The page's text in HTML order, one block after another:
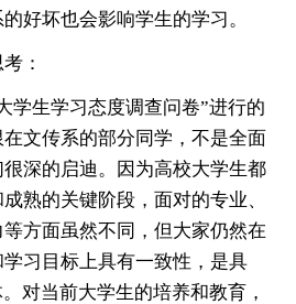
好坏也会影响学生的学习。
：
学生学习态度调查问卷”进行的
文传系的部分同学，不是全面
深的启迪。因为高校大学生都
熟的关键阶段，面对的专业、
方面虽然不同，但大家仍然在
习目标上具有一致性，是具
对当前大学生的培养和教育，